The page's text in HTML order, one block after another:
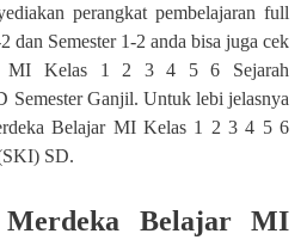
perangkat pembelajaran full
dan Semester 1-2 anda bisa juga cek
MI Kelas 1 2 3 4 5 6 Sejarah
Semester Ganjil. Untuk lebi jelasnya
Belajar MI Kelas 1 2 3 4 5 6
SD.
Merdeka Belajar MI